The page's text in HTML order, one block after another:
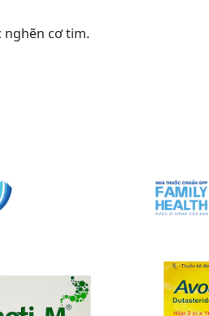
nghẽn cơ tim.